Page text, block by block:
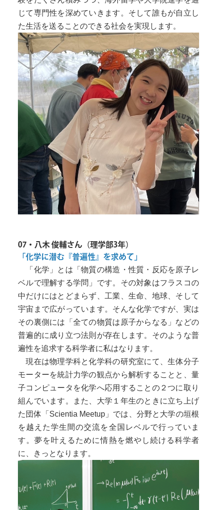
じて専門性を深めていきます。そして誰もが自立し
た生活を送ることのできる社会を実現します。
07・八木 俊輔さん（理学部3年）
「化学に潜む『普遍性』を求めて」
「化学」とは「物質の構造・性質・反応を原子レ
ベルで理解する学問」です。その対象はフラスコの
中だけにはとどまらず、工業、生命、地球、そして
宇宙まで広がっています。そんな化学ですが、実は
その裏側には「全ての物質は原子からなる」などの
普遍的に成り立つ法則が存在します。そのような普
遍性を追求する科学者に私はなります。
現在は物理学科と化学科の研究室にて、生体分子
モーターを統計力学の観点から解析することと、量
子コンピュータを化学へ応用することの２つに取り
組んでいます。また、大学１年生のときに立ち上げ
た団体「Scientia Meetup」では、分野と大学の垣根
を越えた学生間の交流を全国レベルで行っていま
す。夢を叶えるために情熱を燃やし続ける科学者
に、きっとなります。